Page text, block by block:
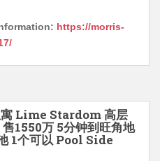
https://morris-
寓 Lime Stardom 高层
1550万 5分钟到旺角地
1个可以 Pool Side